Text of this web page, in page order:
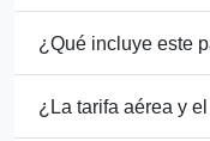
¿Qué incluye este
¿La tarifa aérea y